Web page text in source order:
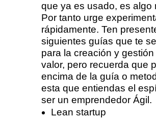
que ya es usado, es algo
Por tanto urge
rápidamente. Ten
siguientes guías que te
para la creación y gestión
valor, pero recuerda que
encima de la guía o
esta que entiendas el
ser un emprendedor Ágil.
Lean startup